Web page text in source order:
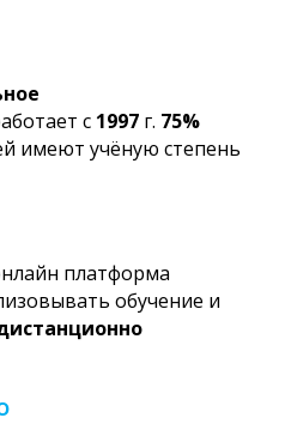
с 1997 г. 75%
имеют учёную степень
платформа
обучение и